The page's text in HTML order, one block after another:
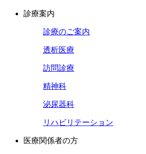
診療案内
診療のご案内
透析医療
訪問診療
精神科
泌尿器科
リハビリテーション
医療関係者の方